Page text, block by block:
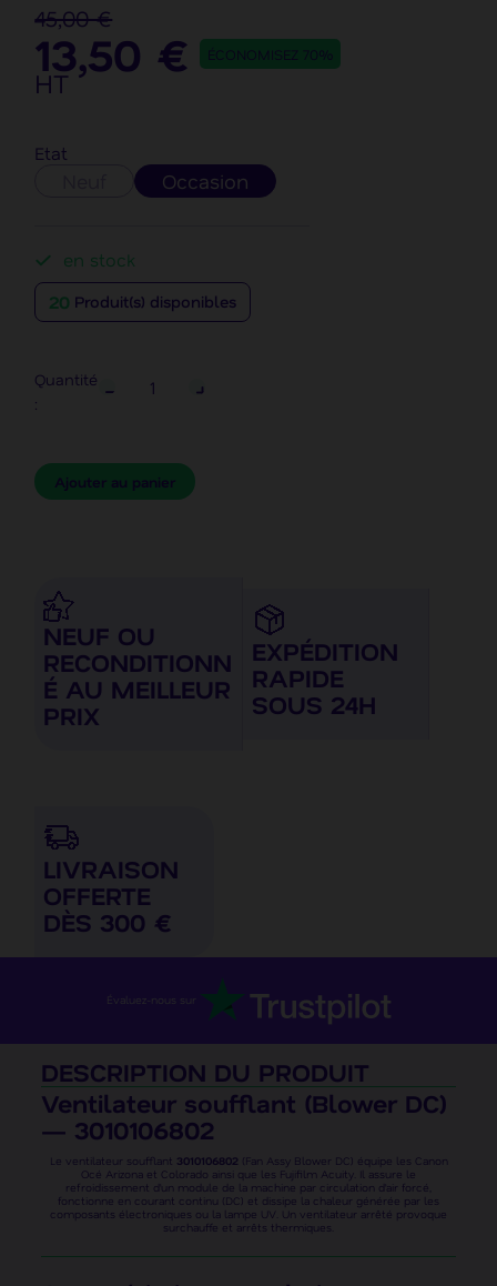
Arizona 2260 XT, Canon Océ Arizona 200 GT (+55 autres)
✔️ Marque : Canon Océ
45,00 €
13,50 € ÉCONOMISEZ 70%
HT
Etat
Occasion
en stock
20 Produit(s) disponibles
Quantité
:
Ajouter au panier
NEUF OU
RECONDITIONN
É AU MEILLEUR
PRIX
EXPÉDITION
RAPIDE
SOUS 24H
LIVRAISON
OFFERTE
DÈS 300 €
Évaluez-nous sur
DESCRIPTION DU PRODUIT
Ventilateur soufflant (Blower DC)
— 3010106802
Le ventilateur soufflant 3010106802 (Fan Assy Blower DC) équipe les Canon
Océ Arizona et Colorado ainsi que les Fujifilm Acuity. Il assure le
refroidissement d’un module de la machine par circulation d’air forcé,
fonctionne en courant continu (DC) et dissipe la chaleur générée par les
composants électroniques ou la lampe UV. Un ventilateur arrêté provoque
surchauffe et arrêts thermiques.